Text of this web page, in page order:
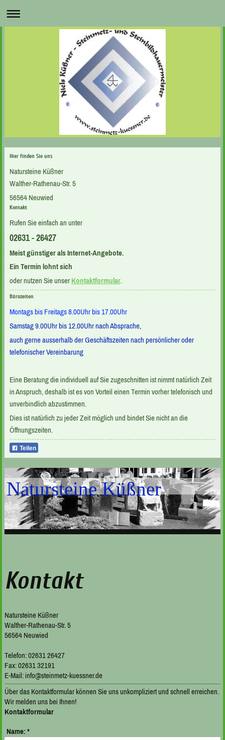
Hier finden Sie uns
Natursteine Küßner
Walther-Rathenau-Str. 5
56564 Neuwied
Kontakt
Rufen Sie einfach an unter
02631 - 26427
Meist günstiger als Internet-Angebote.
Ein Termin lohnt sich
oder nutzen Sie unser Kontaktformular.
Bürozeiten
Montags bis Freitags 8.00Uhr bis 17.00Uhr
Samstag 9.00Uhr bis 12.00Uhr nach Absprache,
auch gerne ausserhalb der Geschäftszeiten nach persönlicher oder
telefonischer Vereinbarung
Eine Beratung die individuell auf Sie zugeschnitten ist nimmt natürlich Zeit
in Anspruch, deshalb ist es von Vorteil einen Termin vorher telefonisch und
unverbindlich abzustimmen.
Dies ist natürlich zu jeder Zeit möglich und bindet Sie nicht an die
Öffnungszeiten.
Teilen
Natursteine Küßner
Kontakt
Natursteine Küßner
Walther-Rathenau-Str. 5
56564 Neuwied
Telefon: 02631 26427
Fax: 02631 32191
E-Mail: info@steinmetz-kuessner.de
Über das Kontaktformular können Sie uns unkompliziert und schnell erreichen.
Wir melden uns bei Ihnen!
Kontaktformular
Name: *